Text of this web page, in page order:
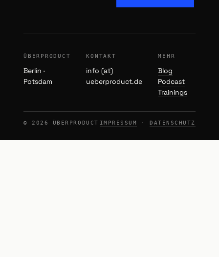
ÜBERPRODUCT
Berlin ·
Potsdam
KONTAKT
info (at)
ueberproduct.de
MEHR
Blog
Podcast
Trainings
© 2026 ÜBERPRODUCT IMPRESSUM · DATENSCHUTZ